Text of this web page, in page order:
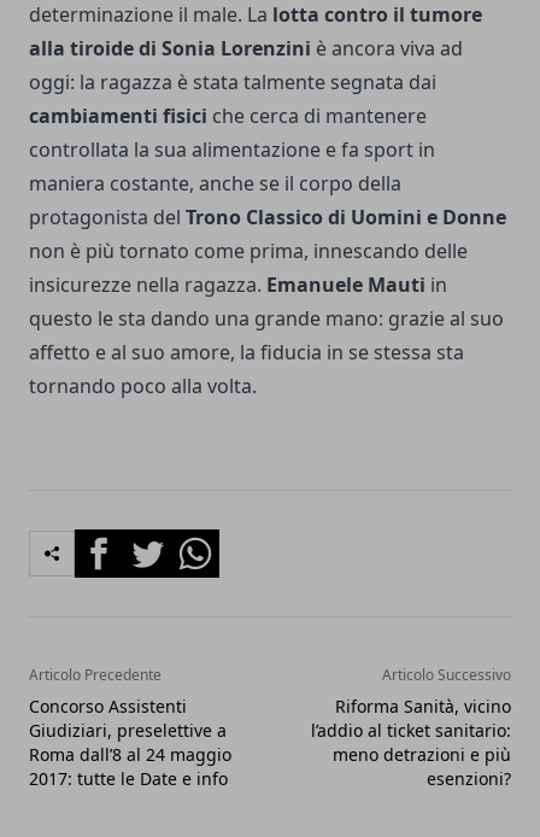
determinazione il male. La lotta contro il tumore
alla tiroide di Sonia Lorenzini è ancora viva ad
oggi: la ragazza è stata talmente segnata dai
cambiamenti fisici che cerca di mantenere
controllata la sua alimentazione e fa sport in
maniera costante, anche se il corpo della
protagonista del Trono Classico di Uomini e Donne
non è più tornato come prima, innescando delle
insicurezze nella ragazza. Emanuele Mauti in
questo le sta dando una grande mano: grazie al suo
affetto e al suo amore, la fiducia in se stessa sta
tornando poco alla volta.
FacebookTwitterWhatsapp
Articolo Precedente
Concorso Assistenti
Giudiziari, preselettive a
Roma dall’8 al 24 maggio
2017: tutte le Date e info
Articolo Successivo
Riforma Sanità, vicino
l’addio al ticket sanitario:
meno detrazioni e più
esenzioni?